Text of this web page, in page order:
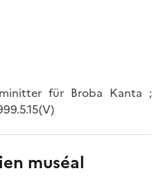
für Broba Kanta ;
muséal